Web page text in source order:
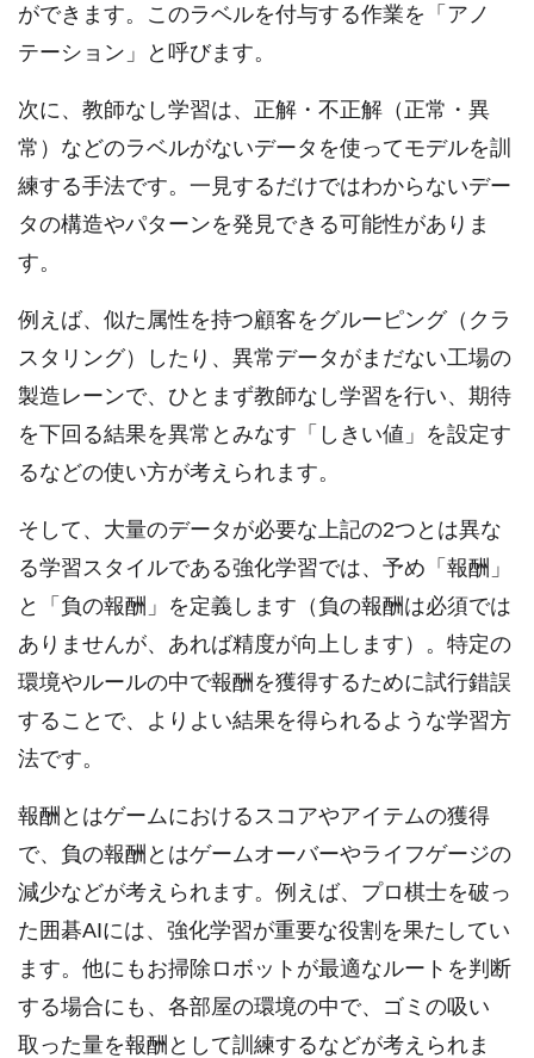
ができます。このラベルを付与する作業を「アノ
テーション」と呼びます。
次に、教師なし学習は、正解・不正解（正常・異
常）などのラベルがないデータを使ってモデルを訓
練する手法です。一見するだけではわからないデー
タの構造やパターンを発見できる可能性がありま
す。
例えば、似た属性を持つ顧客をグルーピング（クラ
スタリング）したり、異常データがまだない工場の
製造レーンで、ひとまず教師なし学習を行い、期待
を下回る結果を異常とみなす「しきい値」を設定す
るなどの使い方が考えられます。
そして、大量のデータが必要な上記の2つとは異な
る学習スタイルである強化学習では、予め「報酬」
と「負の報酬」を定義します（負の報酬は必須では
ありませんが、あれば精度が向上します）。特定の
環境やルールの中で報酬を獲得するために試行錯誤
することで、よりよい結果を得られるような学習方
法です。
報酬とはゲームにおけるスコアやアイテムの獲得
で、負の報酬とはゲームオーバーやライフゲージの
減少などが考えられます。例えば、プロ棋士を破っ
た囲碁AIには、強化学習が重要な役割を果たしてい
ます。他にもお掃除ロボットが最適なルートを判断
する場合にも、各部屋の環境の中で、ゴミの吸い
取った量を報酬として訓練するなどが考えられま